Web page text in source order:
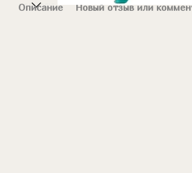
Описание Новый отзыв или